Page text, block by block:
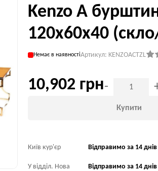
Kenzo A
120х60х40
Немає в наявностіАртикул: KENZOACTZL
10,902 грн-
Купити
Київ кур'єр Відправимо за 14 днів
У відділ. Нова
Відправимо за 14 днів